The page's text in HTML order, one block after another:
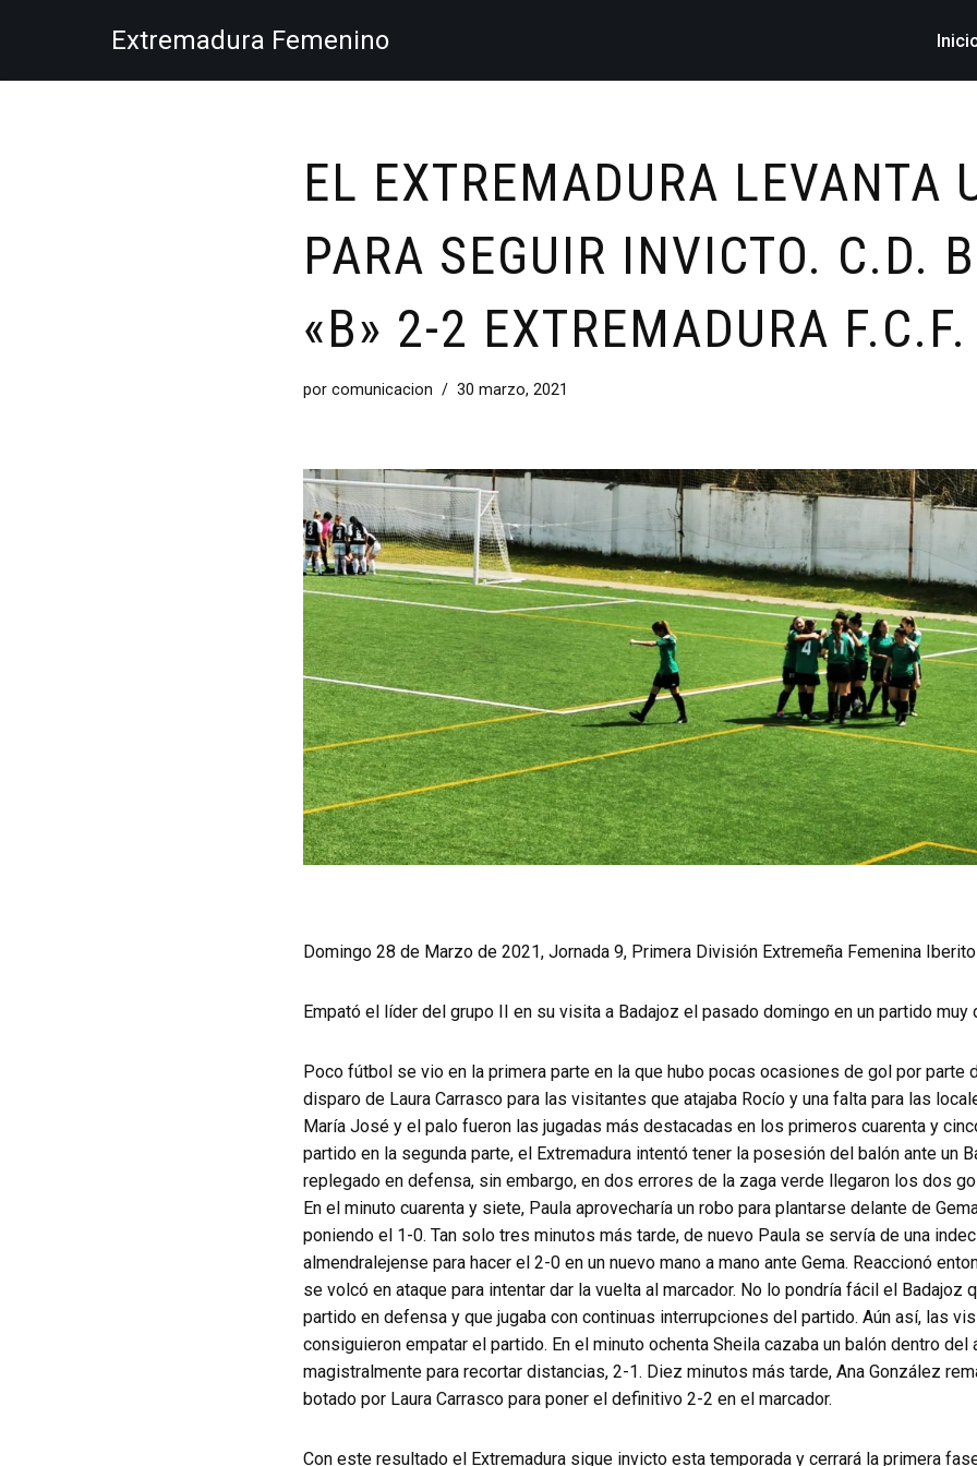
al
Extremadura Femenino
EL EXTREMADURA LEVANTA
PARA SEGUIR INVICTO. C.D.
«B» 2-2 EXTREMADURA F.C.F.
por comunicacion 30 marzo, 2021
Domingo 28 de Marzo de 2021, Jornada 9, Primera División Extremeña Femenina
Empató el líder del grupo II en su visita a Badajoz el pasado domingo en un partido muy
Poco fútbol se vio en la primera parte en la que hubo pocas ocasiones de gol por parte
disparo de Laura Carrasco para las visitantes que atajaba Rocío y una falta para las
María José y el palo fueron las jugadas más destacadas en los primeros cuarenta y
partido en la segunda parte, el Extremadura intentó tener la posesión del balón ante un
replegado en defensa, sin embargo, en dos errores de la zaga verde llegaron los dos
En el minuto cuarenta y siete, Paula aprovecharía un robo para plantarse delante de
poniendo el 1-0. Tan solo tres minutos más tarde, de nuevo Paula se servía de una
almendralejense para hacer el 2-0 en un nuevo mano a mano ante Gema. Reaccionó
se volcó en ataque para intentar dar la vuelta al marcador. No lo pondría fácil el Badajoz
partido en defensa y que jugaba con continuas interrupciones del partido. Aún así, las
consiguieron empatar el partido. En el minuto ochenta Sheila cazaba un balón dentro del
magistralmente para recortar distancias, 2-1. Diez minutos más tarde, Ana González
botado por Laura Carrasco para poner el definitivo 2-2 en el marcador.
Con este resultado el Extremadura sigue invicto esta temporada y cerrará la primera